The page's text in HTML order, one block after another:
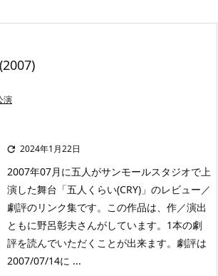
演
 2024年1月22日
2007年07月に五人がサンモールスタジオで上
演した舞台「五人くらい(CRY)」のレビュー／
劇評のリンク集です。この作品は、作／演出
ともに野呂彰夫さんがしています。1本の劇
評を読んでいただくことが出来ます。劇評は
2007/07/14に ...